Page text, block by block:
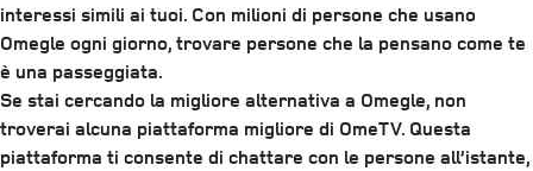
interessi simili ai tuoi. Con milioni di persone che usano
Omegle ogni giorno, trovare persone che la pensano come te
è una passeggiata.
Se stai cercando la migliore alternativa a Omegle, non
troverai alcuna piattaforma migliore di OmeTV. Questa
piattaforma ti consente di chattare con le persone all’istante,